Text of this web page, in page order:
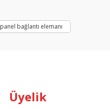
panel bağlantı elemanı
Üyelik